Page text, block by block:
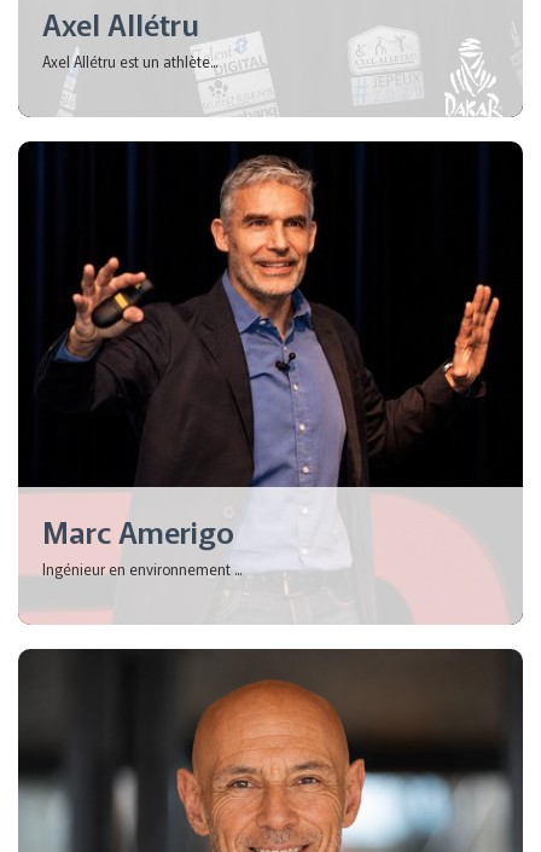
Axel Allétru
Axel Allétru est un athlète...
Marc Amerigo
Ingénieur en environnement ...